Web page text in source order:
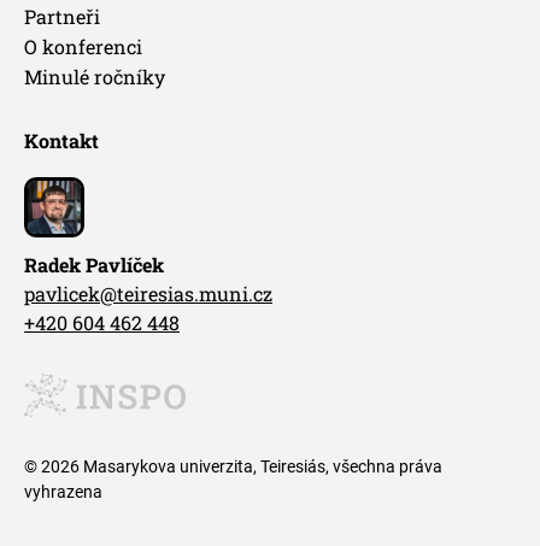
Partneři
O konferenci
Minulé ročníky
Kontakt
Radek Pavlíček
pavlicek@teiresias.muni.cz
+420 604 462 448
© 2026 Masarykova univerzita, Teiresiás, všechna práva
vyhrazena